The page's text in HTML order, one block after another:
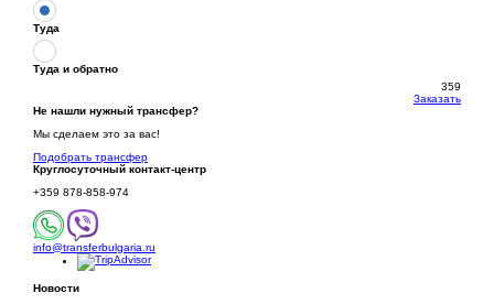
Туда
Туда и обратно
359
Заказать
Не нашли нужный трансфер?
Мы сделаем это за вас!
Подобрать трансфер
Круглосуточный контакт-центр
+359 878-858-974
info@transferbulgaria.ru
Новости